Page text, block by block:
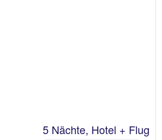
5 Nächte, Hotel + Flug